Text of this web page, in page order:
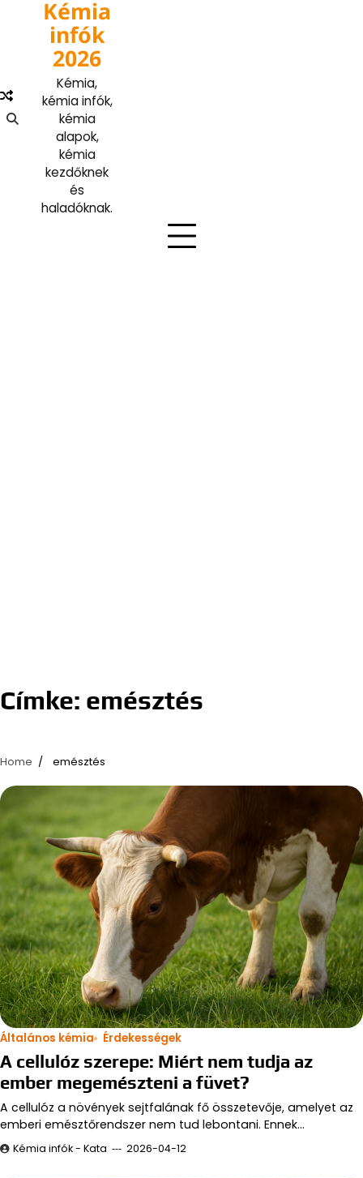
Kémia
infók
2026
Kémia,
kémia infók,
kémia
alapok,
kémia
kezdőknek
és
haladóknak.
Címke: emésztés
Home emésztés
Általános kémia Érdekességek
A cellulóz szerepe: Miért nem tudja az
ember megemészteni a füvet?
A cellulóz a növények sejtfalának fő összetevője, amelyet az
emberi emésztőrendszer nem tud lebontani. Ennek…
Kémia infók - Kata 2026-04-12